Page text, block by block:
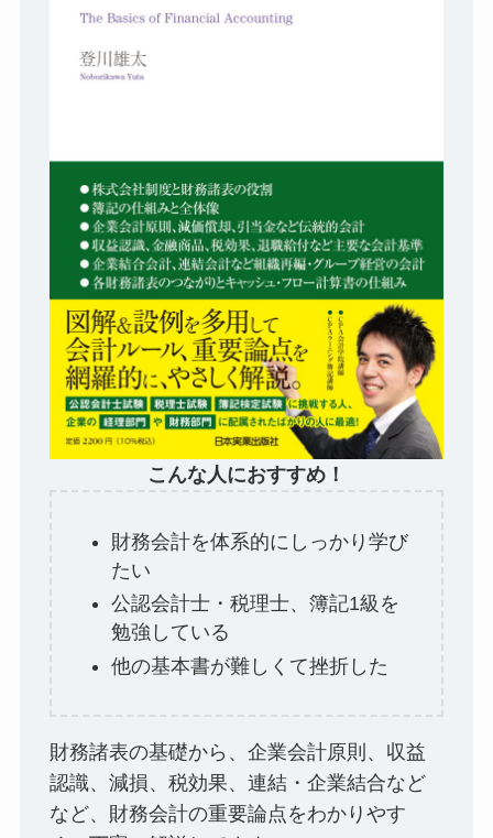
こんな人におすすめ！
財務会計を体系的にしっかり学び
たい
公認会計士・税理士、簿記1級を
勉強している
他の基本書が難しくて挫折した
財務諸表の基礎から、企業会計原則、収益
認識、減損、税効果、連結・企業結合など
など、財務会計の重要論点をわかりやす